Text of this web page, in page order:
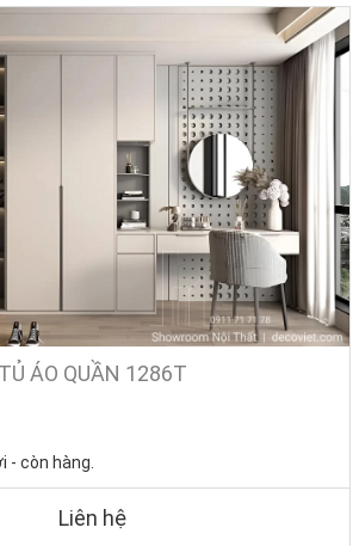
TỦ ÁO QUẦN 1286T
- còn hàng.
Liên hệ